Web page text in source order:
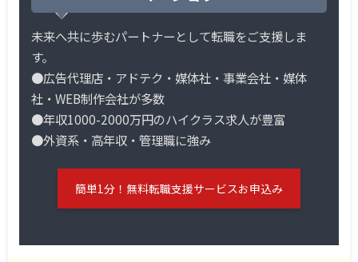
未来へ共に歩むパートナーとして転職をご支援しま
す。
●広告代理店・アドテク・媒体社・事業会社・媒体
社・WEB制作会社が多数
●年収1000-2000万円のハイクラス求人が豊富
●外資系・高年収・管理職に強み
簡単1分！無料転職支援サービスお申込み